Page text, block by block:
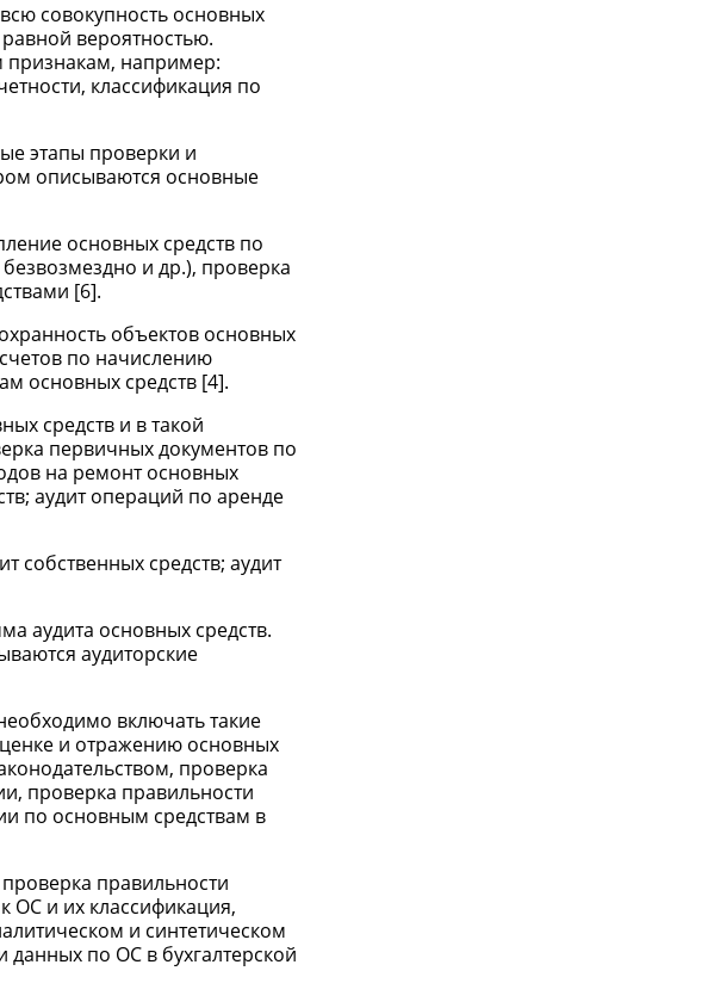
совокупность основных
вероятностью.
признакам, например:
классификация по
этапы проверки и
описываются основные
основных средств по
и др.), проверка
[6].
объектов основных
по начислению
основных средств [4].
средств и в такой
первичных документов по
на ремонт основных
аудит операций по аренде
собственных средств; аудит
аудита основных средств.
аудиторские
включать такие
и отражению основных
проверка
проверка правильности
по основным средствам в
правильности
ОС и их классификация,
и синтетическом
по ОС в бухгалтерской